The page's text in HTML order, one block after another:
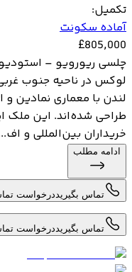
تکمیل:
آماده سکونت
£805,000
چلسی ریورویو –
لندن با معماری نمادین
طراحی شده‌اند. این ملک
خریداران بین‌المللی و
ادامه مطلب
تماس بگیریددرخواست
تماس بگیریددرخواست